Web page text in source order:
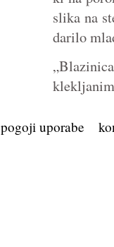
slika na
darilo
pogoji uporabe